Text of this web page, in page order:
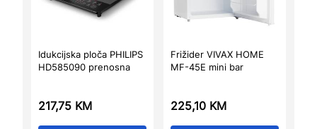
Idukcijska ploča PHILIPS
HD585090 prenosna
217,75 KM
Frižider VIVAX HOME
MF-45E mini bar
225,10 KM